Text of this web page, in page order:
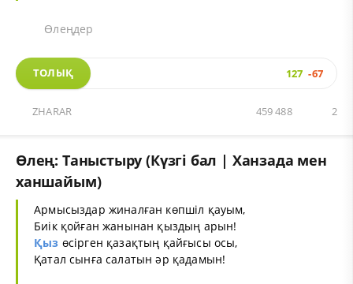
Өлеңдер
ТОЛЫҚ 127 -67
ZHARAR 2
459 488
Өлең: Таныстыру (Күзгі бал | Ханзада мен
ханшайым)
Армысыздар жиналған көпшіл қауым,
Биік қойған жанынан қыздың арын!
Қыз өсірген қазақтың қайғысы осы,
Қатал сынға салатын әр қадамын!